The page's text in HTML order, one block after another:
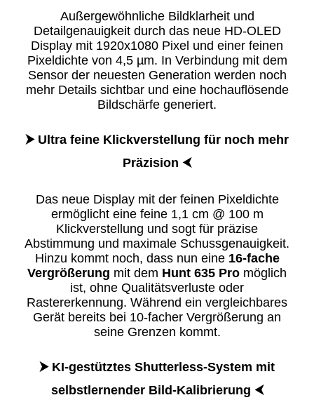
Außergewöhnliche Bildklarheit und
Detailgenauigkeit durch das neue HD-OLED
Display mit 1920x1080 Pixel und einer feinen
Pixeldichte von 4,5 µm. In Verbindung mit dem
Sensor der neuesten Generation werden noch
mehr Details sichtbar und eine hochauflösende
Bildschärfe generiert.
⮞ Ultra feine Klickverstellung für noch mehr
Präzision ⮜
Das neue Display mit der feinen Pixeldichte
ermöglicht eine feine 1,1 cm @ 100 m
Klickverstellung und sogt für präzise
Abstimmung und maximale Schussgenauigkeit.
Hinzu kommt noch, dass nun eine 16-fache
Vergrößerung mit dem Hunt 635 Pro möglich
ist, ohne Qualitätsverluste oder
Rastererkennung. Während ein vergleichbares
Gerät bereits bei 10-facher Vergrößerung an
seine Grenzen kommt.
​⮞ KI-gestütztes Shutterless-System mit
selbstlernender Bild-Kalibrierung ⮜